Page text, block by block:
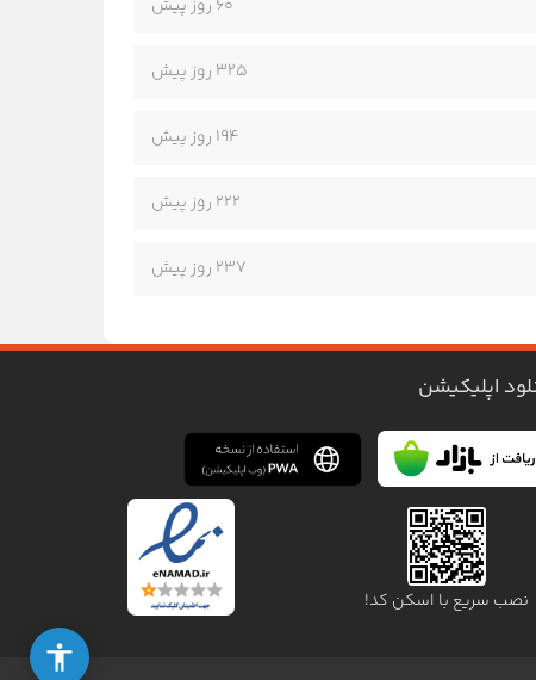
60 روز پیش
325 روز پیش
194 روز پیش
222 روز پیش
237 روز پیش
اپلیکیشن
نصب سریع با اسکن کد!